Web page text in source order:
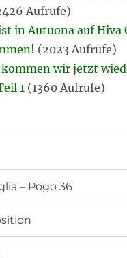
Aufrufe)
in Autuona auf Hiva
(2023 Aufrufe)
kommen wir jetzt
1 (1360 Aufrufe)
– Pogo 36